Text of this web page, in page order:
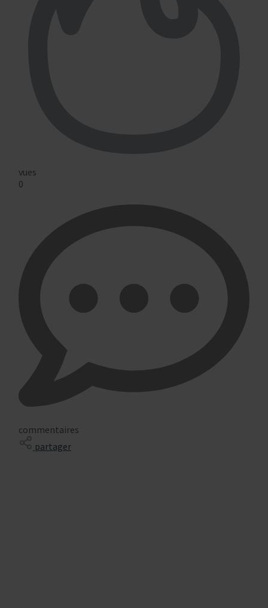
vues
0
commentaires
partager